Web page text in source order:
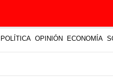
POLÍTICA OPINIÓN ECONOMÍA